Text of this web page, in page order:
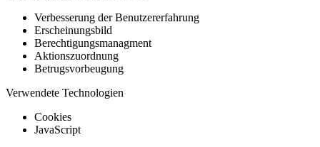
Verbesserung der Benutzererfahrung
Erscheinungsbild
Berechtigungsmanagment
Aktionszuordnung
Betrugsvorbeugung
Verwendete Technologien
Cookies
JavaScript